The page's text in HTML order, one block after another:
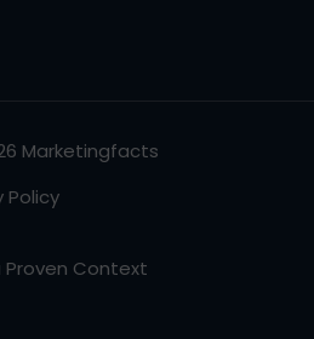
Marketingfacts
Policy
Context